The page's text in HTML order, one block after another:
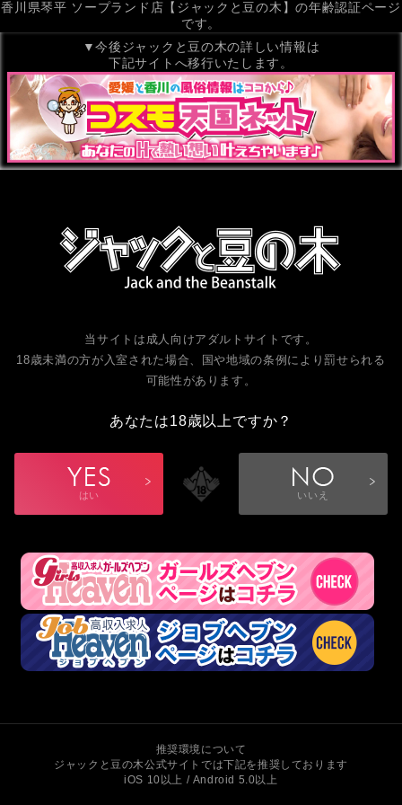
香川県琴平 ソープランド店【ジャックと豆の木】の年齢認証ページ
です。
▼今後ジャックと豆の木の詳しい情報は
下記サイトへ移行いたします。
当サイトは成人向けアダルトサイトです。
18歳未満の方が入室された場合、国や地域の条例により罰せられる
可能性があります。
あなたは18歳以上ですか？
はい いいえ
推奨環境について
ジャックと豆の木公式サイトでは下記を推奨しております
iOS 10以上 / Android 5.0以上